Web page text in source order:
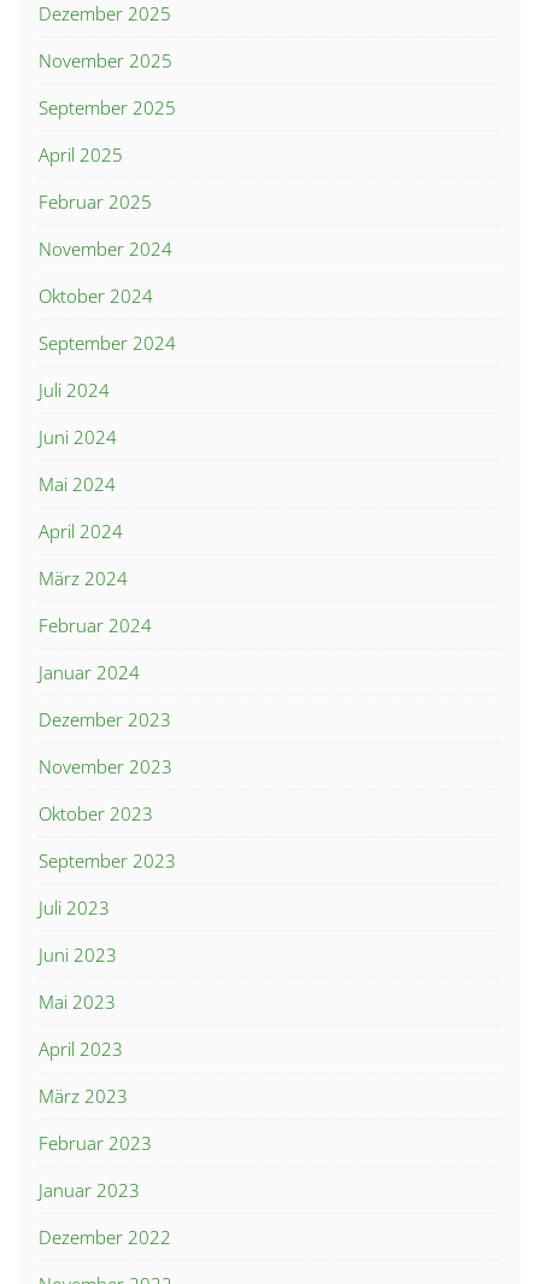
Dezember 2025
November 2025
September 2025
April 2025
Februar 2025
November 2024
Oktober 2024
September 2024
Juli 2024
Juni 2024
Mai 2024
April 2024
März 2024
Februar 2024
Januar 2024
Dezember 2023
November 2023
Oktober 2023
September 2023
Juli 2023
Juni 2023
Mai 2023
April 2023
März 2023
Februar 2023
Januar 2023
Dezember 2022